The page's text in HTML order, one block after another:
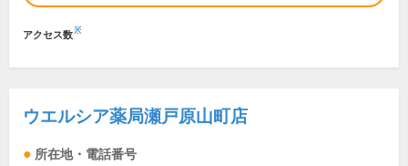
アクセス数※
ウエルシア薬局瀬戸原山町店
所在地・電話番号